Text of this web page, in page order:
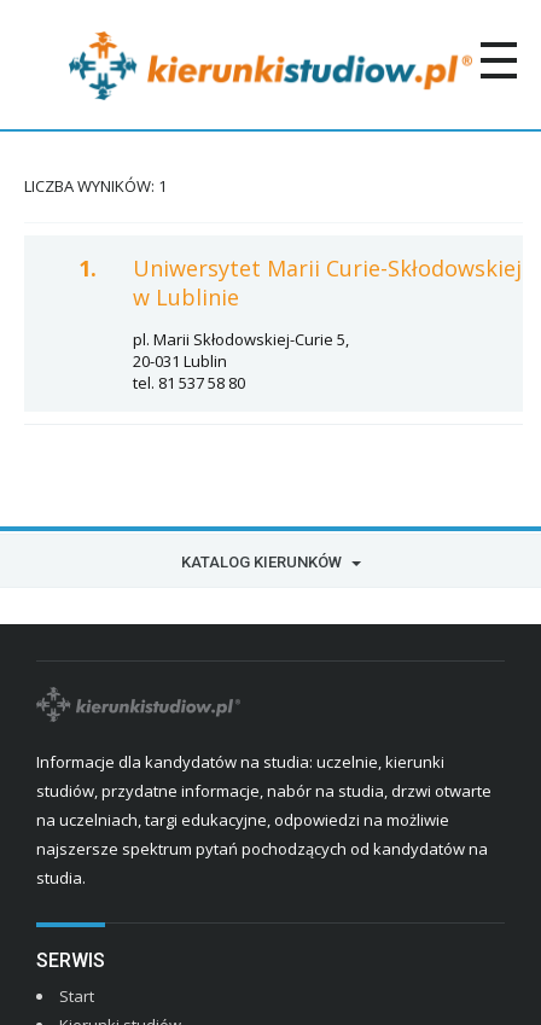
LICZBA WYNIKÓW: 1
1.
Uniwersytet Marii Curie-Skłodowskiej
w Lublinie
pl. Marii Skłodowskiej-Curie 5,
20-031 Lublin
tel. 81 537 58 80
KATALOG KIERUNKÓW
Informacje dla kandydatów na studia: uczelnie, kierunki
studiów, przydatne informacje, nabór na studia, drzwi otwarte
na uczelniach, targi edukacyjne, odpowiedzi na możliwie
najszersze spektrum pytań pochodzących od kandydatów na
studia.
SERWIS
Start